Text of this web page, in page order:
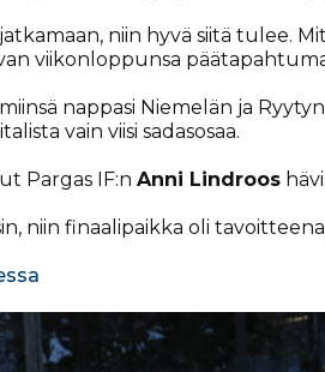
niin hyvä siitä tulee.
viikonloppunsa
nappasi Niemelän ja
vain viisi sadasosaa.
Pargas IF:n Anni Lindroos
niin finaalipaikka oli